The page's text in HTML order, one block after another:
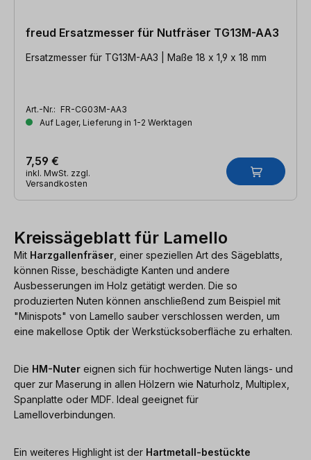
freud Ersatzmesser für Nutfräser TG13M-AA3
Ersatzmesser für TG13M-AA3 | Maße 18 x 1,9 x 18 mm
Art.-Nr.: FR-CG03M-AA3
Auf Lager, Lieferung in 1-2 Werktagen
7,59 €
inkl. MwSt. zzgl.
Versandkosten
Kreissägeblatt für Lamello
Mit Harzgallenfräser , einer speziellen Art des Sägeblatts,
können Risse, beschädigte Kanten und andere
Ausbesserungen im Holz getätigt werden. Die so
produzierten Nuten können anschließend zum Beispiel mit
"Minispots" von Lamello sauber verschlossen werden, um
eine makellose Optik der Werkstücksoberfläche zu erhalten.
Die HM-Nuter eignen sich für hochwertige Nuten längs- und
quer zur Maserung in allen Hölzern wie Naturholz, Multiplex,
Spanplatte oder MDF. Ideal geeignet für
Lamelloverbindungen.
Ein weiteres Highlight ist der Hartmetall-bestückte